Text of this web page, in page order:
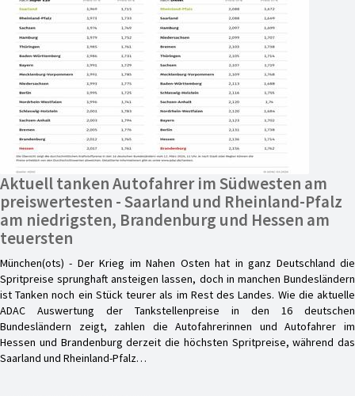
Aktuell tanken Autofahrer im Südwesten am
preiswertesten - Saarland und Rheinland-Pfalz
am niedrigsten, Brandenburg und Hessen am
teuersten
München(ots) - Der Krieg im Nahen Osten hat in ganz Deutschland die
Spritpreise sprunghaft ansteigen lassen, doch in manchen Bundesländern
ist Tanken noch ein Stück teurer als im Rest des Landes. Wie die aktuelle
ADAC Auswertung der Tankstellenpreise in den 16 deutschen
Bundesländern zeigt, zahlen die Autofahrerinnen und Autofahrer im
Hessen und Brandenburg derzeit die höchsten Spritpreise, während das
Saarland und Rheinland-Pfalz…